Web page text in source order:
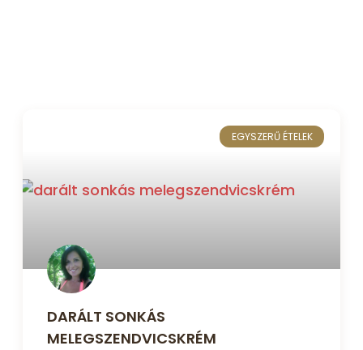
EGYSZERŰ ÉTELEK
DARÁLT SONKÁS
MELEGSZENDVICSKRÉM